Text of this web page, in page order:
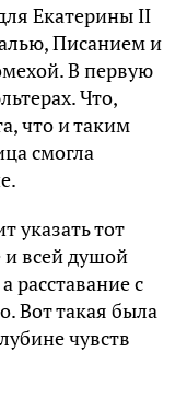
Екатерины II
Писанием и
В первую
Что,
что и таким
смогла
указать тот
и всей душой
расставание с
Вот такая была
чувств